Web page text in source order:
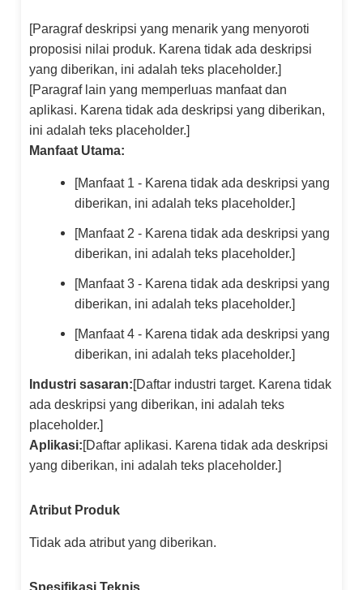
[Paragraf deskripsi yang menarik yang menyoroti
proposisi nilai produk. Karena tidak ada deskripsi
yang diberikan, ini adalah teks placeholder.]
[Paragraf lain yang memperluas manfaat dan
aplikasi. Karena tidak ada deskripsi yang diberikan,
ini adalah teks placeholder.]
Manfaat Utama:
[Manfaat 1 - Karena tidak ada deskripsi yang
diberikan, ini adalah teks placeholder.]
[Manfaat 2 - Karena tidak ada deskripsi yang
diberikan, ini adalah teks placeholder.]
[Manfaat 3 - Karena tidak ada deskripsi yang
diberikan, ini adalah teks placeholder.]
[Manfaat 4 - Karena tidak ada deskripsi yang
diberikan, ini adalah teks placeholder.]
Industri sasaran:[Daftar industri target. Karena tidak
ada deskripsi yang diberikan, ini adalah teks
placeholder.]
Aplikasi:[Daftar aplikasi. Karena tidak ada deskripsi
yang diberikan, ini adalah teks placeholder.]
Atribut Produk
Tidak ada atribut yang diberikan.
Spesifikasi Teknis